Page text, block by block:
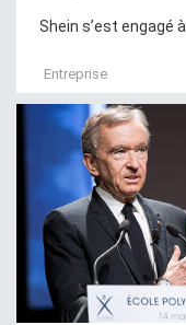
Shein s’est engagé
Entreprise